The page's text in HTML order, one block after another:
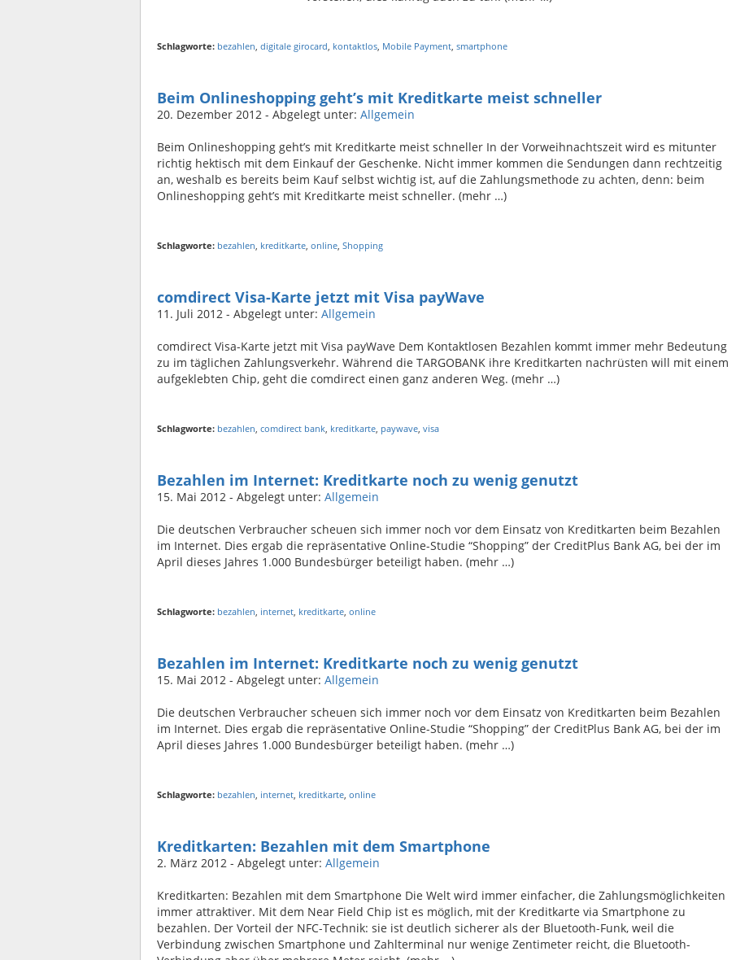
Schlagworte: bezahlen, digitale girocard, kontaktlos, Mobile Payment, smartphone
Beim Onlineshopping geht’s mit Kreditkarte meist schneller
20. Dezember 2012 - Abgelegt unter: Allgemein
Beim Onlineshopping geht’s mit Kreditkarte meist schneller In der Vorweihnachtszeit wird es mitunter
richtig hektisch mit dem Einkauf der Geschenke. Nicht immer kommen die Sendungen dann rechtzeitig
an, weshalb es bereits beim Kauf selbst wichtig ist, auf die Zahlungsmethode zu achten, denn: beim
Onlineshopping geht’s mit Kreditkarte meist schneller. (mehr …)
Schlagworte: bezahlen, kreditkarte, online, Shopping
comdirect Visa-Karte jetzt mit Visa payWave
11. Juli 2012 - Abgelegt unter: Allgemein
comdirect Visa-Karte jetzt mit Visa payWave Dem Kontaktlosen Bezahlen kommt immer mehr Bedeutung
zu im täglichen Zahlungsverkehr. Während die TARGOBANK ihre Kreditkarten nachrüsten will mit einem
aufgeklebten Chip, geht die comdirect einen ganz anderen Weg. (mehr …)
Schlagworte: bezahlen, comdirect bank, kreditkarte, paywave, visa
Bezahlen im Internet: Kreditkarte noch zu wenig genutzt
15. Mai 2012 - Abgelegt unter: Allgemein
Die deutschen Verbraucher scheuen sich immer noch vor dem Einsatz von Kreditkarten beim Bezahlen
im Internet. Dies ergab die repräsentative Online-Studie “Shopping” der CreditPlus Bank AG, bei der im
April dieses Jahres 1.000 Bundesbürger beteiligt haben. (mehr …)
Schlagworte: bezahlen, internet, kreditkarte, online
Bezahlen im Internet: Kreditkarte noch zu wenig genutzt
15. Mai 2012 - Abgelegt unter: Allgemein
Die deutschen Verbraucher scheuen sich immer noch vor dem Einsatz von Kreditkarten beim Bezahlen
im Internet. Dies ergab die repräsentative Online-Studie “Shopping” der CreditPlus Bank AG, bei der im
April dieses Jahres 1.000 Bundesbürger beteiligt haben. (mehr …)
Schlagworte: bezahlen, internet, kreditkarte, online
Kreditkarten: Bezahlen mit dem Smartphone
2. März 2012 - Abgelegt unter: Allgemein
Kreditkarten: Bezahlen mit dem Smartphone Die Welt wird immer einfacher, die Zahlungsmöglichkeiten
immer attraktiver. Mit dem Near Field Chip ist es möglich, mit der Kreditkarte via Smartphone zu
bezahlen. Der Vorteil der NFC-Technik: sie ist deutlich sicherer als der Bluetooth-Funk, weil die
Verbindung zwischen Smartphone und Zahlterminal nur wenige Zentimeter reicht, die Bluetooth-